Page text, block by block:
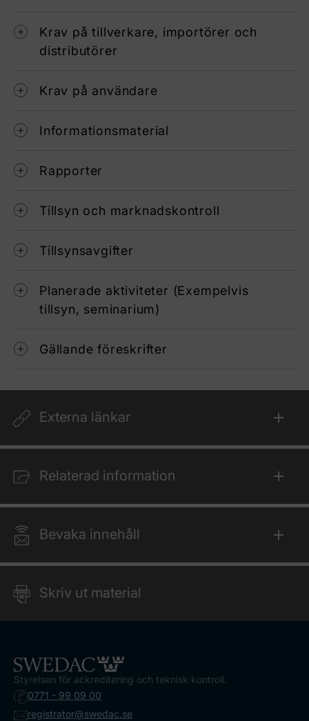
Krav på tillverkare, importörer och
distributörer
Krav på användare
Informationsmaterial
Rapporter
Tillsyn och marknadskontroll
Tillsynsavgifter
Planerade aktiviteter (Exempelvis
tillsyn, seminarium)
Gällande föreskrifter
Externa länkar
Relaterad information
Bevaka innehåll
Skriv ut material
Styrelsen för ackreditering och teknisk kontroll.
0771 - 99 09 00
registrator@swedac.se